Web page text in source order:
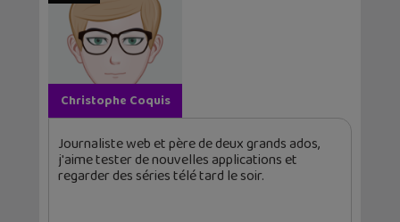
Christophe Coquis
Journaliste web et père de deux grands ados,
j'aime tester de nouvelles applications et
regarder des séries télé tard le soir.